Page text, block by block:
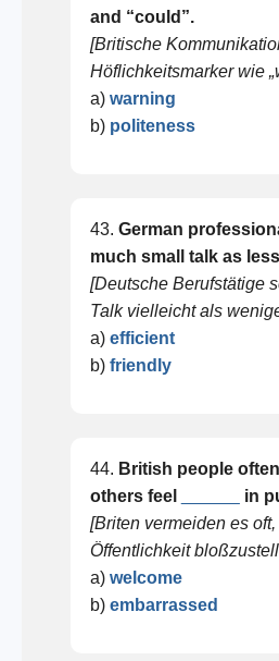
and “could”.
[Britische
Höflichkeitsmarker wie
a) warning
b) politeness
43. German
much small talk as less
[Deutsche Berufstätige
Talk vielleicht als
a) efficient
b) friendly
44. British people
others feel
in
[Briten vermeiden es
Öffentlichkeit
a) welcome
b) embarrassed